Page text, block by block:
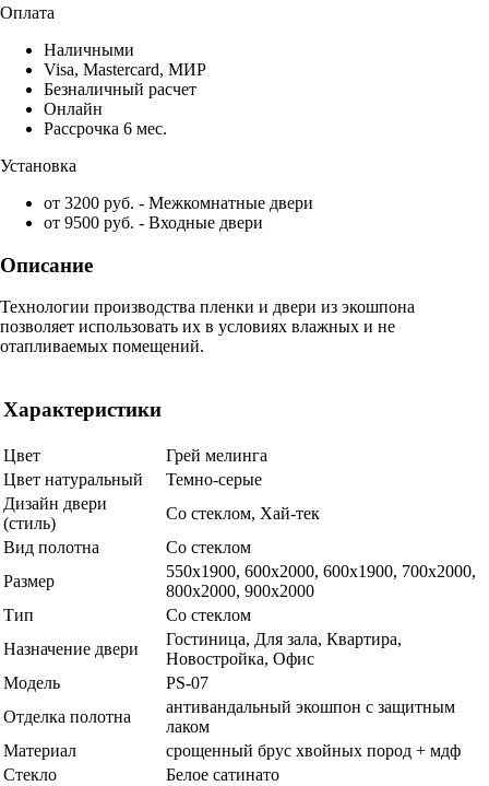
Оплата
Наличными
Visa, Mastercard, МИР
Безналичный расчет
Онлайн
Рассрочка 6 мес.
Установка
от 3200 руб. - Межкомнатные двери
от 9500 руб. - Входные двери
Описание
Технологии производства пленки и двери из экошпона
позволяет использовать их в условиях влажных и не
отапливаемых помещений.
Характеристики
Цвет
Грей мелинга
Цвет натуральный
Темно-серые
Дизайн двери
(стиль)
Со стеклом, Хай-тек
Вид полотна
Со стеклом
Размер
550х1900, 600x2000, 600х1900, 700x2000,
800x2000, 900x2000
Тип
Со стеклом
Назначение двери
Гостиница, Для зала, Квартира,
Новостройка, Офис
Модель
PS-07
Отделка полотна
антивандальный экошпон с защитным
лаком
Материал
срощенный брус хвойных пород + мдф
Стекло
Белое сатинато